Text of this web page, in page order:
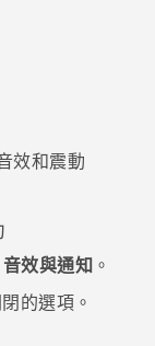
效和震動
音效與通知 。
的選項。